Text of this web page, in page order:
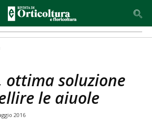
ottima soluzione
le aiuole
2016